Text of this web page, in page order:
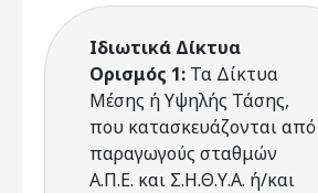
Ιδιωτικά Δίκτυα
Ορισμός 1: Τα Δίκτυα
Μέσης ή Υψηλής Τάσης,
που κατασκευάζονται από
παραγωγούς σταθμών
Α.Π.Ε. και Σ.Η.Θ.Υ.Α. ή/και